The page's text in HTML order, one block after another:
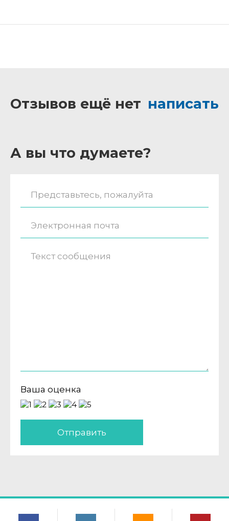
Отзывов ещё нет написать
А вы что думаете?
Ваша оценка
Отправить